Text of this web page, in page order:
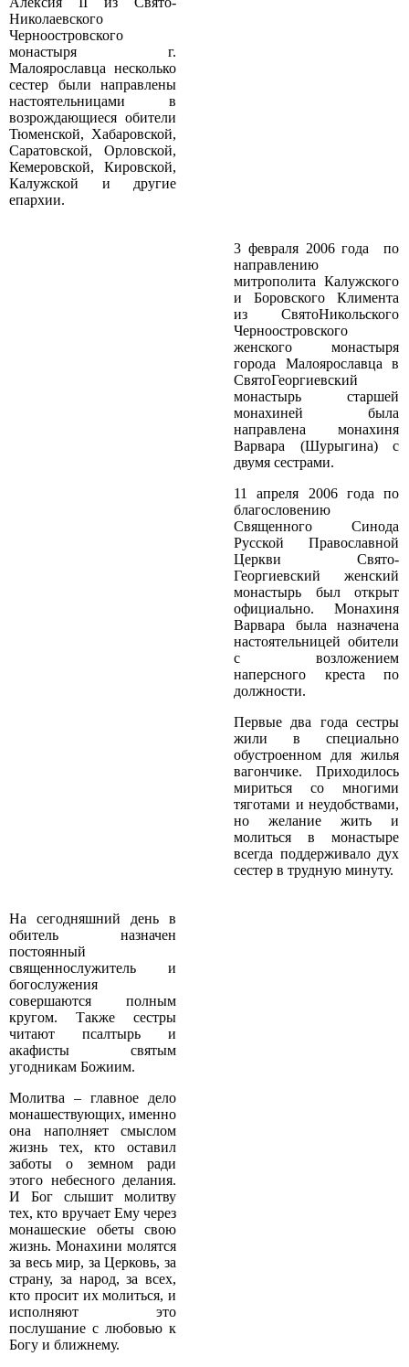
Николаевского
Черноостровского
монастыря г.
Малоярославца несколько
сестер были направлены
настоятельницами в
возрождающиеся обители
Тюменской, Хабаровской,
Саратовской, Орловской,
Кемеровской, Кировской,
Калужской и другие
епархии.
3 февраля 2006 года по
направлению
митрополита Калужского
и Боровского Климента
из Свято­Никольского
Черноостровского
женского монастыря
города Малоярославца в
Свято­Георгиевский
монастырь старшей
монахиней была
направлена монахиня
Варвара (Шурыгина) с
двумя сестрами.
11 апреля 2006 года по
благословению
Священного Синода
Русской Православной
Церкви Свято­
Георгиевский женский
монастырь был открыт
официально. Монахиня
Варвара была назначена
настоятельницей обители
с возложением
наперсного креста по
должности.
Первые два года сестры
жили в специально
обустроенном для жилья
вагончике. Приходилось
мириться со многими
тяготами и неудобствами,
но желание жить и
молиться в монастыре
всегда поддерживало дух
сестер в трудную минуту.
На сегодняшний день в
обитель назначен
постоянный
священнослужитель и
богослужения
совершаются полным
кругом. Также сестры
читают псалтырь и
акафисты святым
угодникам Божиим.
Молитва – главное дело
монашествующих, именно
она наполняет смыслом
жизнь тех, кто оставил
заботы о земном ради
этого небесного делания.
И Бог слышит молитву
тех, кто вручает Ему через
монашеские обеты свою
жизнь. Монахини молятся
за весь мир, за Церковь, за
страну, за народ, за всех,
кто просит их молиться, и
исполняют это
послушание с любовью к
Богу и ближнему.